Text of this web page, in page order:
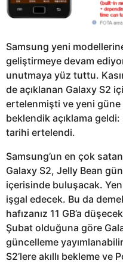
Samsung yeni
geliştirmeye devam
unutmaya yüz tuttu.
de açıklanan Galaxy S2
ertelenmişti ve yeni güne
beklendik açıklama geldi:
tarihi ertelendi.
Samsung’un en çok
Galaxy S2, Jelly Bean
içerisinde buluşacak.
işgal edecek. Bu da
hafızanız 11 GB’a
Şubat olduğuna göre
güncelleme
S2’lere akıllı bekleme ve